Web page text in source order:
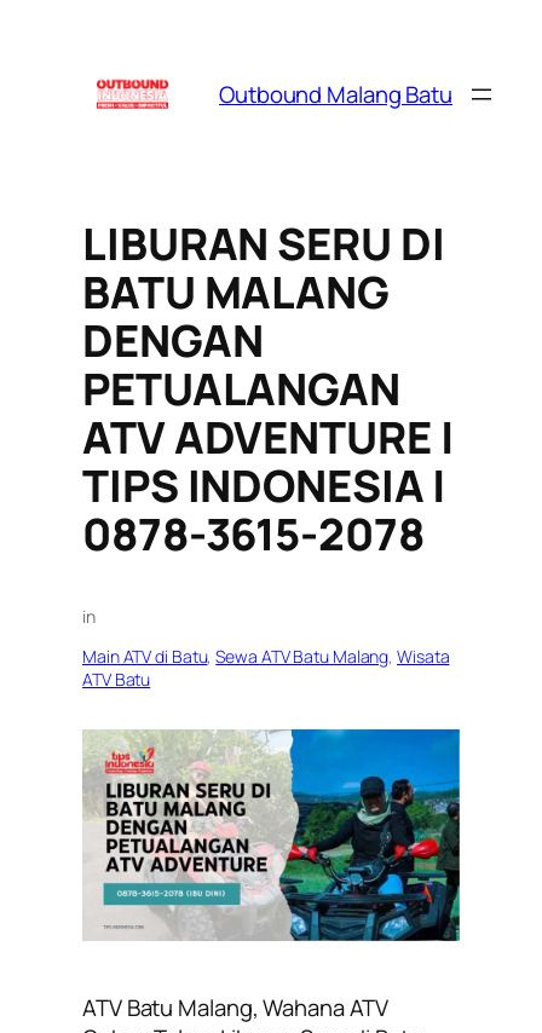
Outbound Malang Batu
LIBURAN SERU DI
BATU MALANG
DENGAN
PETUALANGAN
ATV ADVENTURE |
TIPS INDONESIA |
0878-3615-2078
in
Main ATV di Batu, Sewa ATV Batu Malang, Wisata
ATV Batu
ATV Batu Malang, Wahana ATV